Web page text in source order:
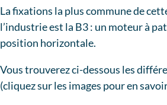
La fixations la plus commune de
l’industrie est la B3 : un moteur à
position horizontale.
Vous trouverez ci-dessous les
(cliquez sur les images pour en